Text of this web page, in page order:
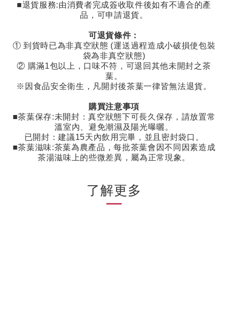
■退貨服務:由消費者完成簽收取件後如有不適合的產
品，可申請退貨。
可退貨條件：
① 到貨時已為非真空狀態 (運送過程造成小破損使包裝
袋為非真空狀態)
② 購滿1包以上，口味不符，可退回其他未開封之茶
葉。
※因食品安全衛生，凡開封後茶葉一律皆無法退貨。
購買注意事項
■茶葉保存:未開封：真空狀態下可長久保存，請放置常
溫室內、避免潮濕及陽光曝曬。
已開封：建議15天內飲用完畢，並且密封袋口。
■茶葉滋味:茶葉為農產品，每批茶葉會因不同因素造成
茶湯滋味上的些微差異，屬為正常現象。
了解更多